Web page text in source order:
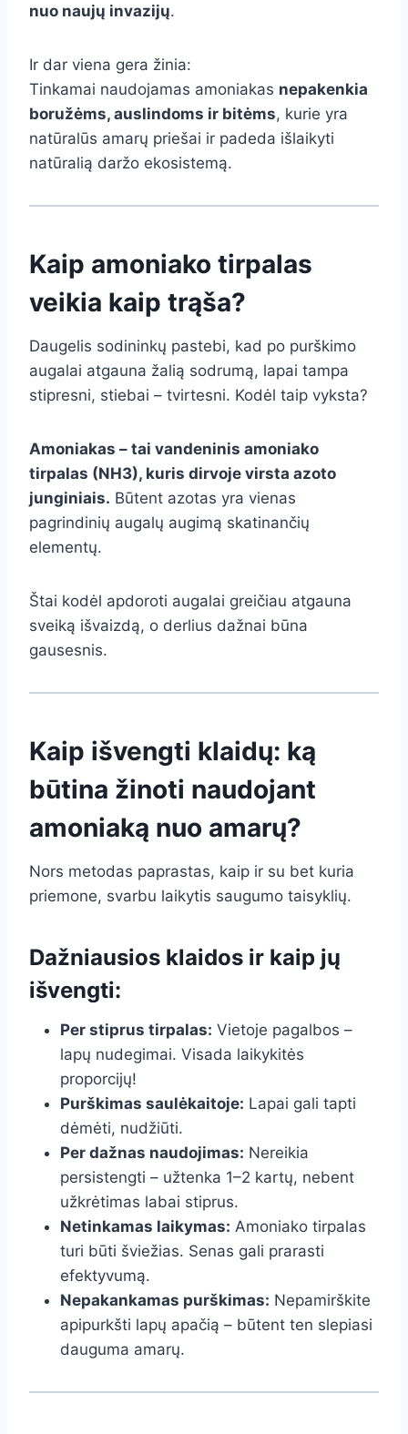
nuo naujų invazijų.
Ir dar viena gera žinia:
Tinkamai naudojamas amoniakas nepakenkia
boružėms, auslindoms ir bitėms, kurie yra
natūralūs amarų priešai ir padeda išlaikyti
natūralią daržo ekosistemą.
Kaip amoniako tirpalas
veikia kaip trąša?
Daugelis sodininkų pastebi, kad po purškimo
augalai atgauna žalią sodrumą, lapai tampa
stipresni, stiebai – tvirtesni. Kodėl taip vyksta?
Amoniakas – tai vandeninis amoniako
tirpalas (NH3), kuris dirvoje virsta azoto
junginiais. Būtent azotas yra vienas
pagrindinių augalų augimą skatinančių
elementų.
Štai kodėl apdoroti augalai greičiau atgauna
sveiką išvaizdą, o derlius dažnai būna
gausesnis.
Kaip išvengti klaidų: ką
būtina žinoti naudojant
amoniaką nuo amarų?
Nors metodas paprastas, kaip ir su bet kuria
priemone, svarbu laikytis saugumo taisyklių.
Dažniausios klaidos ir kaip jų
išvengti:
Per stiprus tirpalas: Vietoje pagalbos –
lapų nudegimai. Visada laikykitės
proporcijų!
Purškimas saulėkaitoje: Lapai gali tapti
dėmėti, nudžiūti.
Per dažnas naudojimas: Nereikia
persistengti – užtenka 1–2 kartų, nebent
užkrėtimas labai stiprus.
Netinkamas laikymas: Amoniako tirpalas
turi būti šviežias. Senas gali prarasti
efektyvumą.
Nepakankamas purškimas: Nepamirškite
apipurkšti lapų apačią – būtent ten slepiasi
dauguma amarų.